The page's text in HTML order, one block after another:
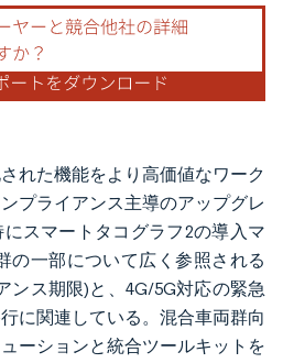
にはCC BY 4.0の表示が必要です。
れた機能をより高価値なワーク
プライアンス主導のアップグレ
スマートタコグラフ2の導入マ
の一部について広く参照される
ンス期限)と、4G/5G対応の緊急
に関連している。混合車両群向
ーションと統合ツールキットを